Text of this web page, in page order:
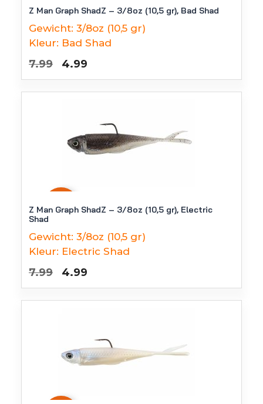
38
Z Man Graph ShadZ – 3/8oz (10,5 gr), Bad Shad
Gewicht: 3/8oz (10,5 gr)
Kleur: Bad Shad
7.99
Oorspronkelijke
prijs
was:
4.99
prijs
is:
38
Z Man Graph ShadZ – 3/8oz (10,5 gr), Electric
Shad
Gewicht: 3/8oz (10,5 gr)
Kleur: Electric Shad
7.99
Oorspronkelijke
prijs
was:
4.99
prijs
is: